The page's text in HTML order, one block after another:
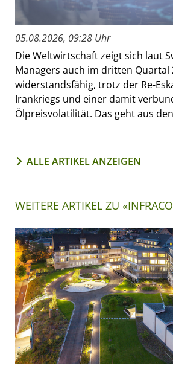
05.08.2026, 09:28 Uhr
Die Weltwirtschaft zeigt sich laut
Managers auch im dritten Quartal
widerstandsfähig, trotz der Re-
Irankriegs und einer damit
Ölpreisvolatilität. Das geht aus
ALLE ARTIKEL ANZEIGEN
WEITERE ARTIKEL ZU